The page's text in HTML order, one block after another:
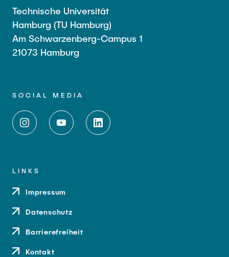
Technische Universität
Hamburg (TU Hamburg)
Am Schwarzenberg-Campus 1
21073 Hamburg
SOCIAL MEDIA
LINKS
Impressum
Datenschutz
Barrierefreiheit
Kontakt